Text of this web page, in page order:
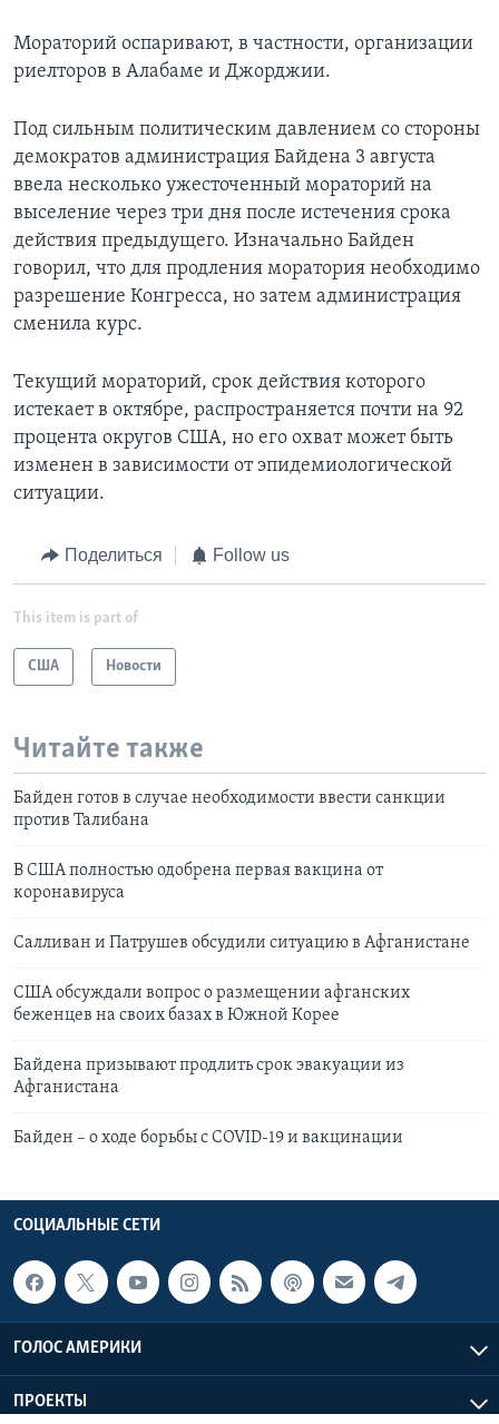
Мораторий оспаривают, в частности, организации
риелторов в Алабаме и Джорджии.
Под сильным политическим давлением со стороны
демократов администрация Байдена 3 августа
ввела несколько ужесточенный мораторий на
выселение через три дня после истечения срока
действия предыдущего. Изначально Байден
говорил, что для продления моратория необходимо
разрешение Конгресса, но затем администрация
сменила курс.
Текущий мораторий, срок действия которого
истекает в октябре, распространяется почти на 92
процента округов США, но его охват может быть
изменен в зависимости от эпидемиологической
ситуации.
Поделиться Follow us
This item is part of
США Новости
Читайте также
Байден готов в случае необходимости ввести санкции
против Талибана
В США полностью одобрена первая вакцина от
коронавируса
Салливан и Патрушев обсудили ситуацию в Афганистане
США обсуждали вопрос о размещении афганских
беженцев на своих базах в Южной Корее
Байдена призывают продлить срок эвакуации из
Афганистана
Байден – о ходе борьбы с COVID-19 и вакцинации
СОЦИАЛЬНЫЕ СЕТИ
ГОЛОС АМЕРИКИ
ПРОЕКТЫ